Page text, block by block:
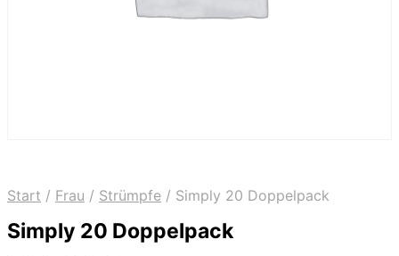
Start / Frau / Strümpfe / Simply 20 Doppelpack
Simply 20 Doppelpack